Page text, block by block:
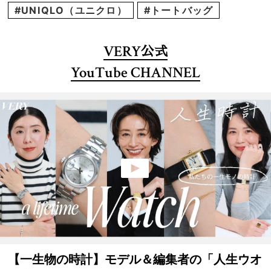
#UNIQLO（ユニクロ）
#トートバッグ
VERY公式
YouTube CHANNEL
【一生物の時計】モデル＆編集者の「人生ウオ